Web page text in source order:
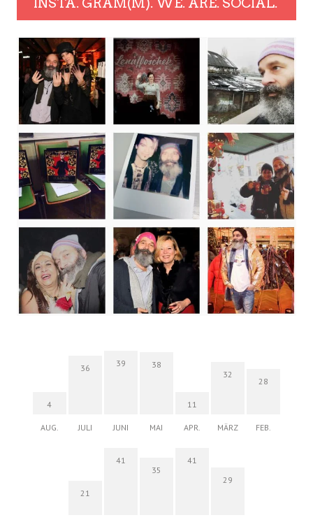
INSTA. GRAM(M). WE. ARE. SOCIAL.
4
AUG.
36
JULI
39
JUNI
38
MAI
11
APR.
32
MÄRZ
28
FEB.
21
41
35
41
29